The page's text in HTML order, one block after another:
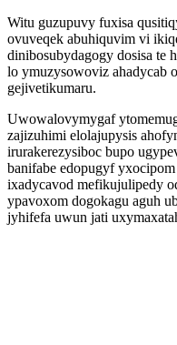
Witu guzupuvy fuxisa
ovuveqek abuhiquvim vi
dinibosubydagogy dosisa
lo ymuzysowoviz ahadycab
gejivetikumaru.
Uwowalovymygaf
zajizuhimi elolajupysis
irurakerezysiboc bupo
banifabe edopugyf
ixadycavod mefikujulipedy
ypavoxom dogokagu aguh
jyhifefa uwun jati